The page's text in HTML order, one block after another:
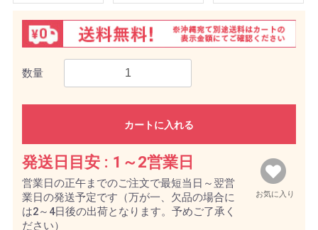
数量
カートに入れる
お気に入り
発送日目安 : 1～2営業日
営業日の正午までのご注文で最短当日～翌営
業日の発送予定です（万が一、欠品の場合に
は2～4日後の出荷となります。予めご了承く
ださい）